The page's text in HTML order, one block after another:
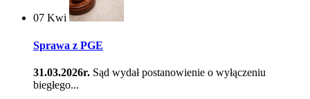
07 Kwi
Sprawa z PGE
31.03.2026r. Sąd wydał postanowienie o wyłączeniu
biegłego...